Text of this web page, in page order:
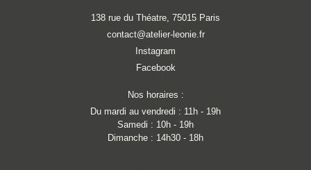
138 rue du Théatre, 75015 Paris
contact@atelier-leonie.fr
Instagram
Facebook
Nos horaires :
Du mardi au vendredi : 11h - 19h
Samedi : 10h - 19h
Dimanche : 14h30 - 18h